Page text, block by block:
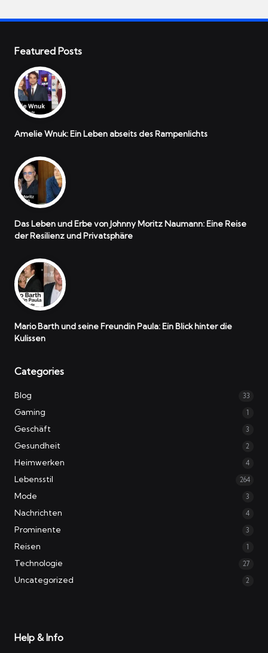
Featured Posts
Amelie Wnuk: Ein Leben abseits des Rampenlichts
Das Leben und Erbe von Johnny Moritz Naumann: Eine Reise
der Resilienz und Privatsphäre
Mario Barth und seine Freundin Paula: Ein Blick hinter die
Kulissen
Categories
Blog 33
Gaming 1
Geschäft 3
Gesundheit 2
Heimwerken 4
Lebensstil 264
Mode 3
Nachrichten 4
Prominente 3
Reisen 1
Technologie 27
Uncategorized 2
Help & Info